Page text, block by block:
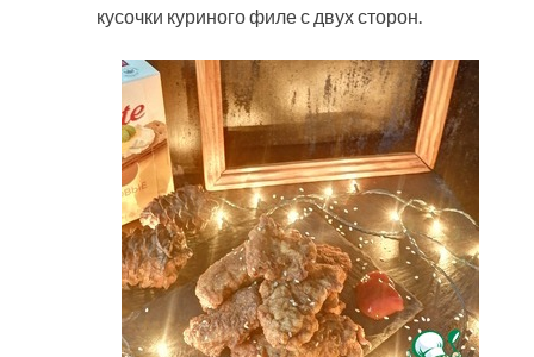
кусочки куриного филе с двух сторон.